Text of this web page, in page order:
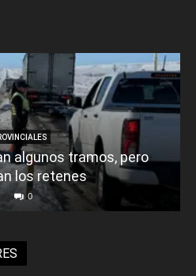
algunos tramos, pero
los retenes
0